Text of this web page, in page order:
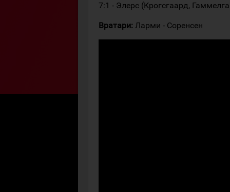
7:1 - Элерс (Крогсгаард,
Вратари: Ларми - Соренсен